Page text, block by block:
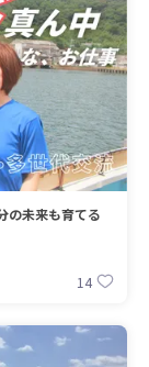
の未来も育てる
14